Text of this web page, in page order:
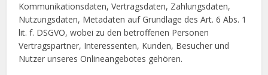
Kommunikationsdaten, Vertragsdaten, Zahlungsdaten,
Nutzungsdaten, Metadaten auf Grundlage des Art. 6 Abs. 1
lit. f. DSGVO, wobei zu den betroffenen Personen
Vertragspartner, Interessenten, Kunden, Besucher und
Nutzer unseres Onlineangebotes gehören.